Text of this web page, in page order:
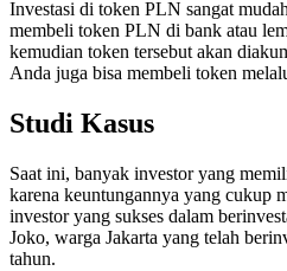
Investasi di token PLN sangat
membeli token PLN di bank atau
kemudian token tersebut akan
Anda juga bisa membeli token
Studi Kasus
Saat ini, banyak investor yang
karena keuntungannya yang cukup
investor yang sukses dalam
Joko, warga Jakarta yang telah
tahun.